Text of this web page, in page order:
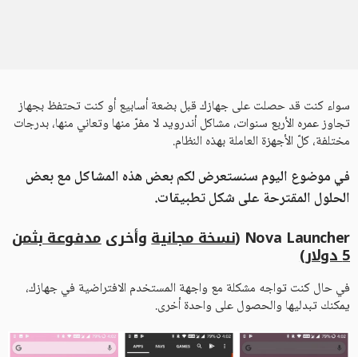
سواء كنت قد حصلت على جهازك قبل بضعة أسابيع أو كنت تحتفظ بجهاز
تجاوز عمره الأربع سنوات، مشاكل أندرويد لا مفرّ منها وتعاني منها، بدرجات
مختلفة، كلّ الأجهزة العاملة بهذه النظام.
في موضوع اليوم سنستعرض لكم بعض هذه المشاكل مع بعض
الحلول المقترحة على شكل تطبيقات.
Nova Launcher ( نسخة مجانيةوأخرىمدفوعة بثمن
5 دولار)
في حال كنت تواجه مشكلة مع واجهة المستخدم الافتراضية في جهازك،
يمكنك تبدليها والحصول على واحدة أخرى.